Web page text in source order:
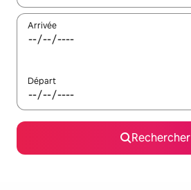
Arrivée
Départ
Rechercher